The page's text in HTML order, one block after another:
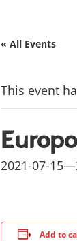
« All Events
This event
2021-07-15—
Add to